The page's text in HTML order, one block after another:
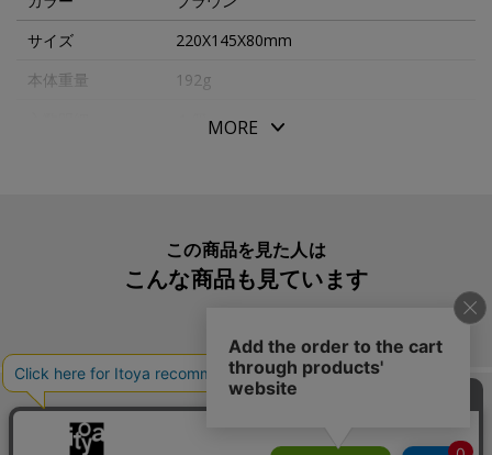
サイズ
220X145X80mm
本体重量
192g
MORE
この商品を見た人は
こんな商品も見ています